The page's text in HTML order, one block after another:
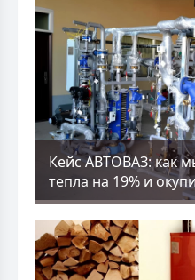
Кейс АВТОВАЗ: как
тепла на 19% и